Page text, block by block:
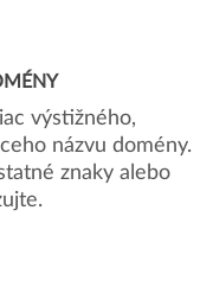
výstižného,
názvu domény.
znaky alebo